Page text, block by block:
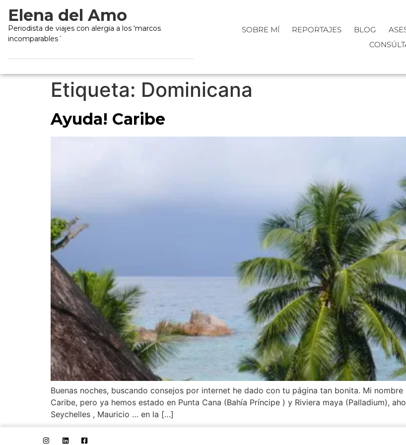
Elena del Amo
Periodista de viajes con alergia a los ‘marcos
incomparables´
SOBRE MÍ REPORTAJES BLOG
Etiqueta: Dominicana
Ayuda! Caribe
Buenas noches, buscando consejos por internet he dado con tu página tan bonita. Mi
Caribe, pero ya hemos estado en Punta Cana (Bahía Príncipe ) y Riviera maya (Palladium),
Seychelles , Mauricio … en la […]